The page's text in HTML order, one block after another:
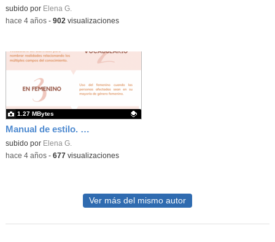
Contenido educativo.
subido por Elena G.
-hace 4 años- 902 visualizaciones
Manual de estilo. Revista escolar 23 miradas
Contenido educativo.
subido por Elena G.
1.27 MBytes
-hace 4 años- 677visualizaciones
Ver más del mismo autor